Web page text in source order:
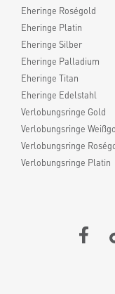
Eheringe Roségold
Eheringe Platin
Eheringe Silber
Eheringe Palladium
Eheringe Titan
Eheringe Edelstahl
Verlobungsringe Gold
Verlobungsringe
Verlobungsringe
Verlobungsringe Platin